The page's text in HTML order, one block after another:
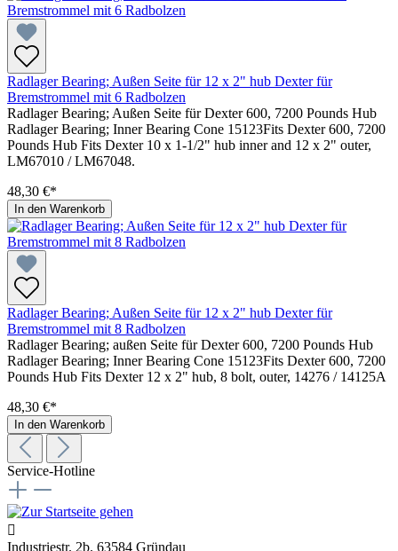
Radlager Bearing; Außen Seite für 12 x 2" hub Dexter für
Bremstrommel mit 6 Radbolzen
Radlager Bearing; Außen Seite für Dexter 600, 7200 Pounds Hub
Radlager Bearing; Inner Bearing Cone 15123Fits Dexter 600, 7200
Pounds Hub Fits Dexter 10 x 1-1/2" hub inner and 12 x 2" outer,
LM67010 / LM67048.
48,30 €*
In den Warenkorb
Radlager Bearing; Außen Seite für 12 x 2" hub Dexter für
Bremstrommel mit 8 Radbolzen
Radlager Bearing; außen Seite für Dexter 600, 7200 Pounds Hub
Radlager Bearing; Inner Bearing Cone 15123Fits Dexter 600, 7200
Pounds Hub Fits Dexter 12 x 2" hub, 8 bolt, outer, 14276 / 14125A
48,30 €*
In den Warenkorb
Service-Hotline
Industriestr. 2b. 63584 Gründau